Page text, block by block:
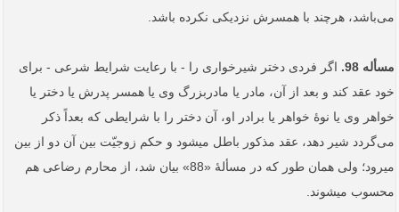
می‌باشد، هرچند با همسرش نزدیکی نکرده باشد.
مسأله 98.
اگر فردی دختر شیرخواری را - با رعایت شرایط شرعی - برای
خود عقد کند و بعد از آن، مادر یا مادربزرگ وی یا همسر پدرش یا دختر یا
خواهر وی یا نوۀ خواهر یا برادر او، آن دختر را با شرایطی که بعداً‌ ذکر
می‌گردد شیر دهد، عقد مذکور باطل می‏شود و حکم زوجیّت بین آن دو از بین
می­رود؛ ولی همان طور که در مسألۀ «88» بیان شد، از محارم رضاعی هم
محسوب می­شوند.